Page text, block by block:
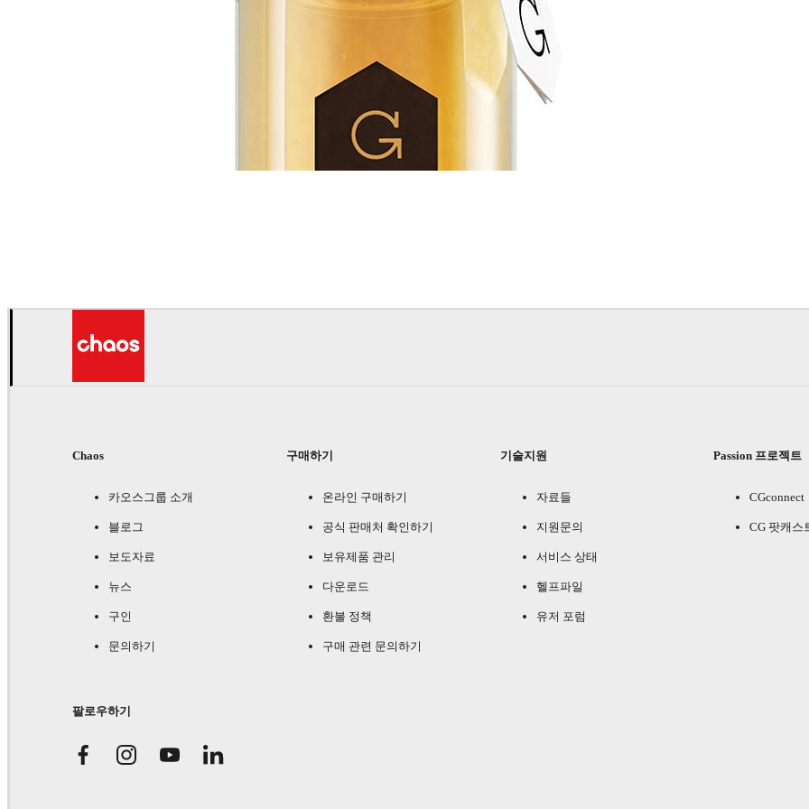
Chaos
카오스그룹 소개
블로그
보도자료
뉴스
구인
문의하기
구매하기
온라인 구매하기
공식 판매처 확인하기
보유제품 관리
다운로드
환불 정책
구매 관련 문의하기
기술지원
자료들
지원문의
서비스 상태
헬프파일
유저 포럼
Passion 프로젝트
CGconnect
CG 팟캐스
팔로우하기